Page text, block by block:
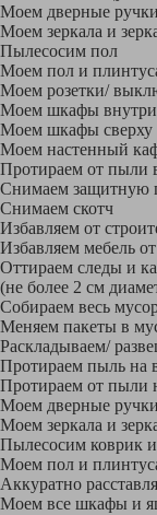
Моем дверные
Моем зеркала и
Пылесосим пол
Моем пол и
Моем розетки/
Моем шкафы внутри
Моем шкафы сверху
Моем настенный
Протираем от пыли
Снимаем защитную
Снимаем скотч
Избавляем от
Избавляем мебель
Оттираем следы и
(не более 2 см
Собираем весь
Меняем пакеты в
Раскладываем/
Протираем пыль на
Протираем от пыли
Моем дверные ручки
Моем зеркала и
Пылесосим коврик
Моем пол и
Аккуратно
Моем все шкафы и